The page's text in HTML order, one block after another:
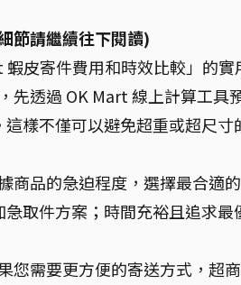
節請繼續往下閱讀)
皮寄件費用和時效比較」的實
先透過 OK Mart 線上計算工具
樣不僅可以避免超重或超尺
商品的急迫程度，選擇最合適
取件方案；時間充裕且追求
您需要更方便的寄送方式，超